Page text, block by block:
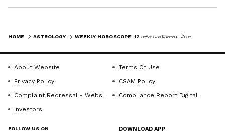
కర్కాటక రాశి ఫలాలు
ప్రభావం చూపుతాయి. కుటుంబ విషయాలు ఇబ్బంది
పెడతాయి. ఉద్యోగంలో కొంత ఒత్తిడి ఉన్నా సమర్థంగా
ఎదుర్కుంటారు. ఆర్థికంగా పెద్ద ఇబ్బందులు లేకపోయినా
HOME ASTROLOGY WEEKLY HOROSCOPE: 12 రాశుల వారఫలాలు.. ఏ రాశివారికి ఏ విషయాల్లో కలిసివస్తుందో చూడండి!
About Website
Terms Of Use
Privacy Policy
CSAM Policy
Complaint Redressal - Website
Compliance Report Digital
Investors
FOLLOW US ON DOWNLOAD APP